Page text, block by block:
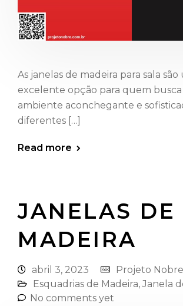
As janelas de madeira para sala são
excelente opção para quem
ambiente aconchegante e
diferentes […]
Read more
JANELAS DE
MADEIRA⁠
abril 3, 2023
Projeto Nobre
Esquadrias de Madeira⁠, Janela
No comments yet